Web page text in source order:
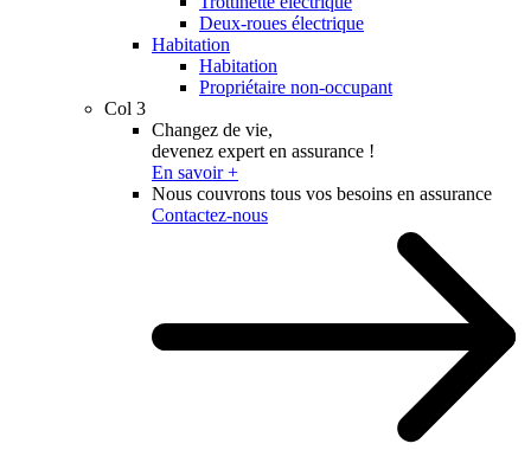
Deux-roues électrique
Habitation
Habitation
Propriétaire non-occupant
Col 3
Changez de vie,
devenez expert en assurance !
En savoir +
Nous couvrons tous vos besoins en assurance
Contactez-nous